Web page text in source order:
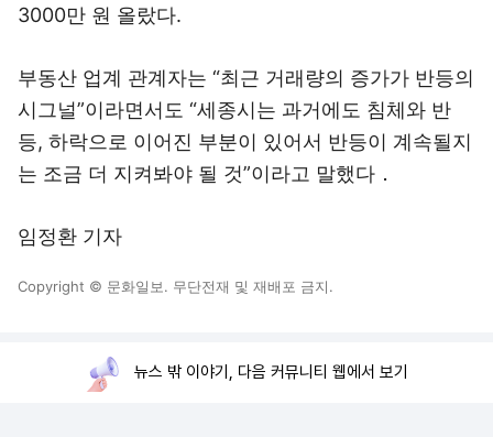
3000만 원 올랐다.
부동산 업계 관계자는 “최근 거래량의 증가가 반등의
시그널”이라면서도 “세종시는 과거에도 침체와 반
등, 하락으로 이어진 부분이 있어서 반등이 계속될지
는 조금 더 지켜봐야 될 것”이라고 말했다．
임정환 기자
Copyright © 문화일보. 무단전재 및 재배포 금지.
뉴스 밖 이야기, 다음 커뮤니티 웹에서 보기